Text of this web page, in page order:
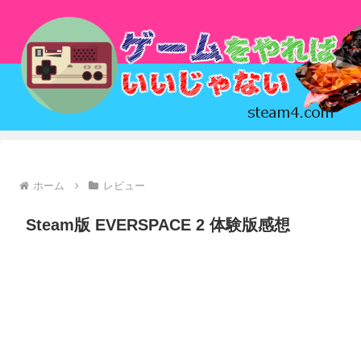
ホーム レビュー
Steam版 EVERSPACE 2 体験版感想